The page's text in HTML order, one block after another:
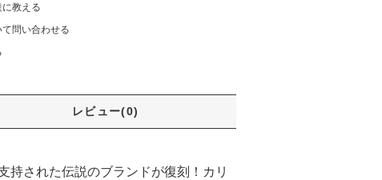
に教える
て問い合わせる
レビュー(0)
持された伝説のブランドが復刻！カリ